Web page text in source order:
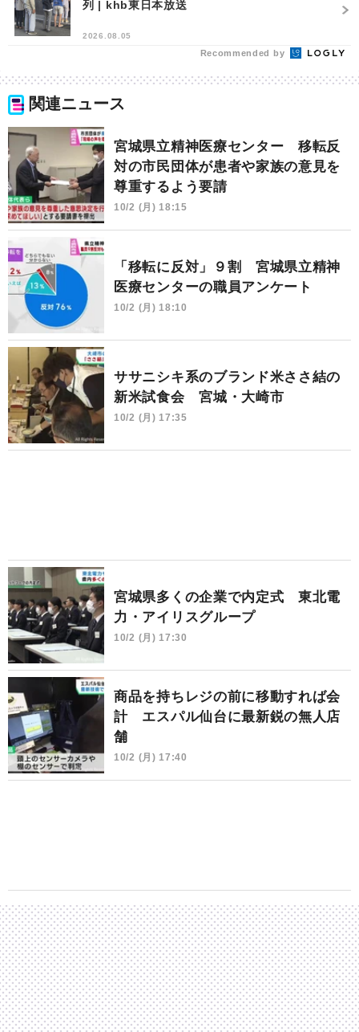
列 | khb東日本放送
2026.08.05
Recommended by
関連ニュース
宮城県立精神医療センター 移転反
対の市民団体が患者や家族の意見を
尊重するよう要請
10/2 (月) 18:15
「移転に反対」９割 宮城県立精神
医療センターの職員アンケート
10/2 (月) 18:10
ササニシキ系のブランド米ささ結の
新米試食会 宮城・大崎市
10/2 (月) 17:35
宮城県多くの企業で内定式 東北電
力・アイリスグループ
10/2 (月) 17:30
商品を持ちレジの前に移動すれば会
計 エスパル仙台に最新鋭の無人店
舗
10/2 (月) 17:40